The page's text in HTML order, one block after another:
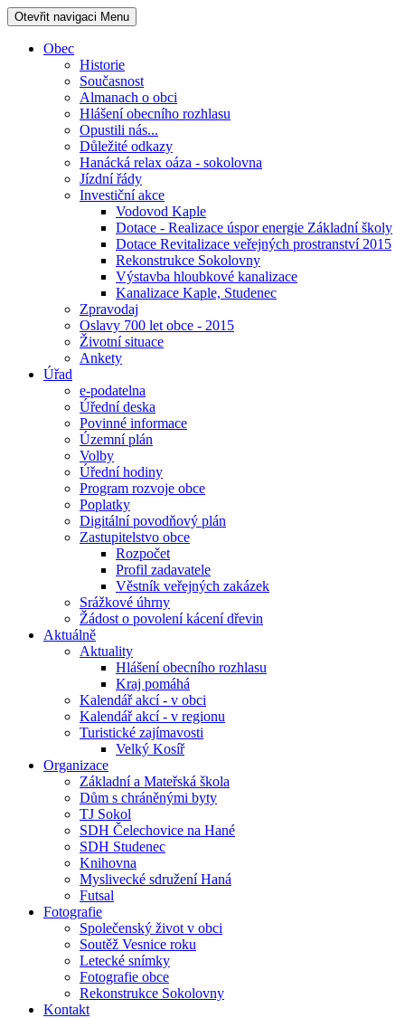
Otevřit navigaci Menu
Obec
Historie
Současnost
Almanach o obci
Hlášení obecního rozhlasu
Opustili nás...
Důležité odkazy
Hanácká relax oáza - sokolovna
Jízdní řády
Investiční akce
Vodovod Kaple
Dotace - Realizace úspor energie Základní školy
Dotace Revitalizace veřejných prostranství 2015
Rekonstrukce Sokolovny
Výstavba hloubkové kanalizace
Kanalizace Kaple, Studenec
Zpravodaj
Oslavy 700 let obce - 2015
Životní situace
Ankety
Úřad
e-podatelna
Úřední deska
Povinné informace
Územní plán
Volby
Úřední hodiny
Program rozvoje obce
Poplatky
Digitální povodňový plán
Zastupitelstvo obce
Rozpočet
Profil zadavatele
Věstník veřejných zakázek
Srážkové úhrny
Žádost o povolení kácení dřevin
Aktuálně
Aktuality
Hlášení obecního rozhlasu
Kraj pomáhá
Kalendář akcí - v obci
Kalendář akcí - v regionu
Turistické zajímavosti
Velký Kosíř
Organizace
Základní a Mateřská škola
Dům s chráněnými byty
TJ Sokol
SDH Čelechovice na Hané
SDH Studenec
Knihovna
Myslivecké sdružení Haná
Futsal
Fotografie
Společenský život v obci
Soutěž Vesnice roku
Letecké snímky
Fotografie obce
Rekonstrukce Sokolovny
Kontakt